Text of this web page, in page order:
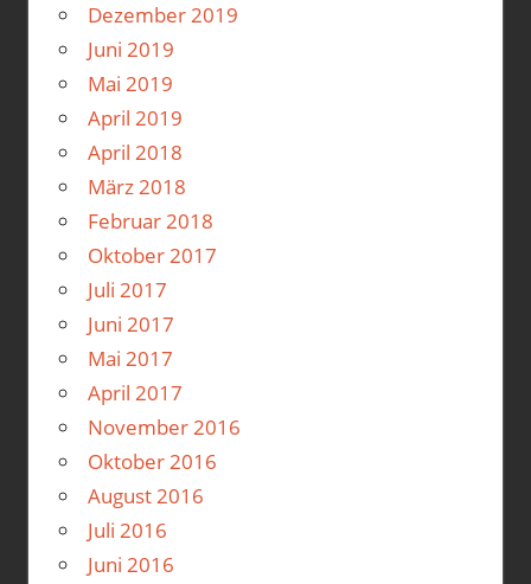
Dezember 2019
Juni 2019
Mai 2019
April 2019
April 2018
März 2018
Februar 2018
Oktober 2017
Juli 2017
Juni 2017
Mai 2017
April 2017
November 2016
Oktober 2016
August 2016
Juli 2016
Juni 2016